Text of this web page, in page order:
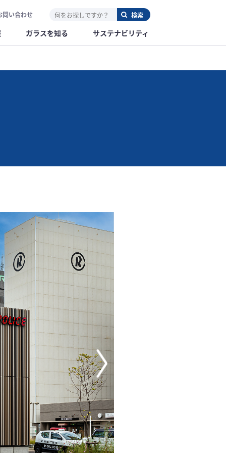
問い合わせ
ガラスを知る サステナビリティ